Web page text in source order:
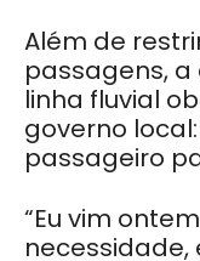
Além de
passagens,
linha fluvial
governo
passageiro
“Eu vim